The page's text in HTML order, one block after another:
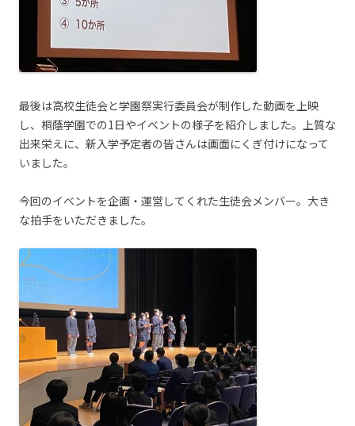
最後は高校生徒会と学園祭実行委員会が制作した動画を上映
し、桐蔭学園での1日やイベントの様子を紹介しました。上質な
出来栄えに、新入学予定者の皆さんは画面にくぎ付けになって
いました。
今回のイベントを企画・運営してくれた生徒会メンバー。大き
な拍手をいただきました。